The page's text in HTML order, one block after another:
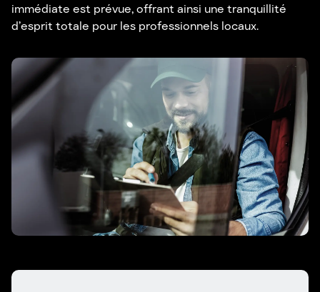
immédiate est prévue, offrant ainsi une tranquillité
d’esprit totale pour les professionnels locaux.